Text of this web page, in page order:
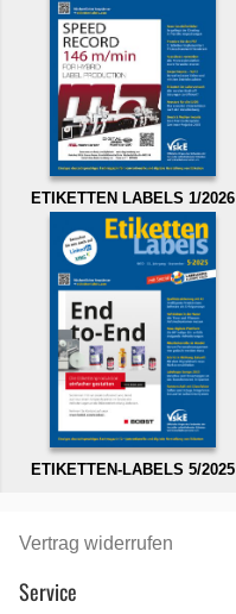
ETIKETTEN LABELS 1/2026
ETIKETTEN-LABELS 5/2025
Vertrag widerrufen
Service